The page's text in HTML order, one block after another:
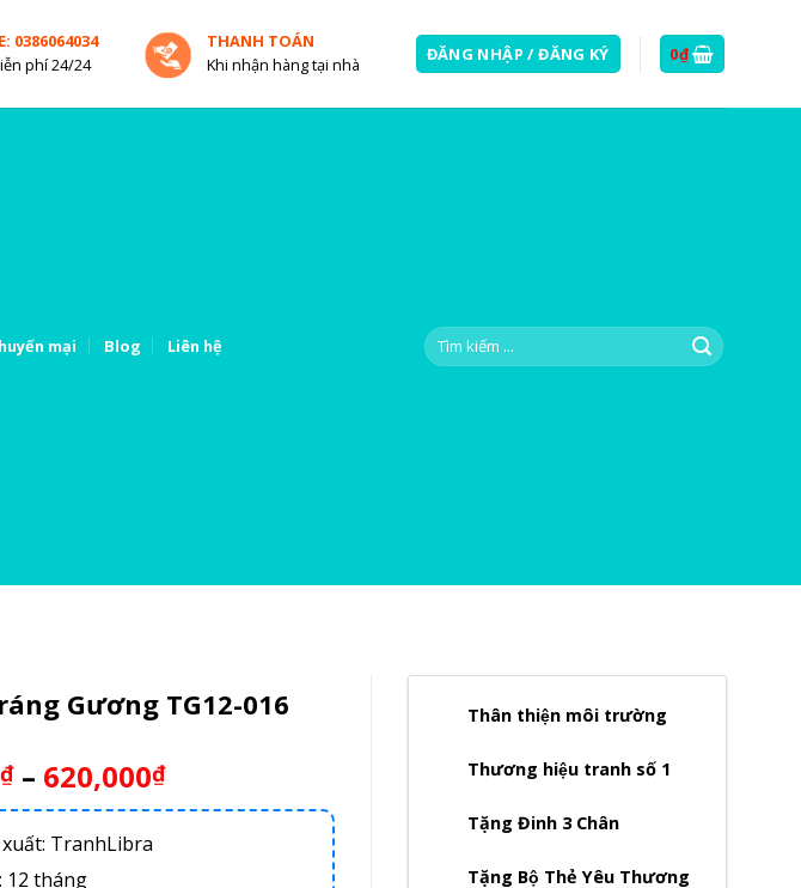
0386064034
phí 24/24
THANH TOÁN
Khi nhận hàng tại nhà
ĐĂNG NHẬP / ĐĂNG KÝ 0₫
mại Blog Liên hệ
Tìm
kiếm:
Gương TG12-016
₫– 620,000₫
TranhLibra
12 tháng
Thân thiện môi trường
Thương hiệu tranh số 1
Tặng Đinh 3 Chân
Tặng Bộ Thẻ Yêu Thương